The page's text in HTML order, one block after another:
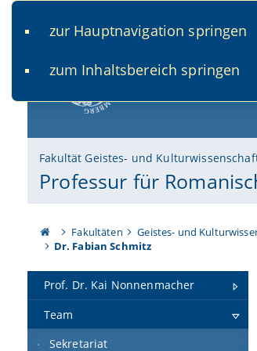
zur Hauptnavigation springen
zum Inhaltsbereich springen
Fakultät Geistes- und
Professur für
Fakultäten Geistes- und
Dr. Fabian Schmitz
Prof. Dr. Kai Nonnenmacher
Team
Sekretariat